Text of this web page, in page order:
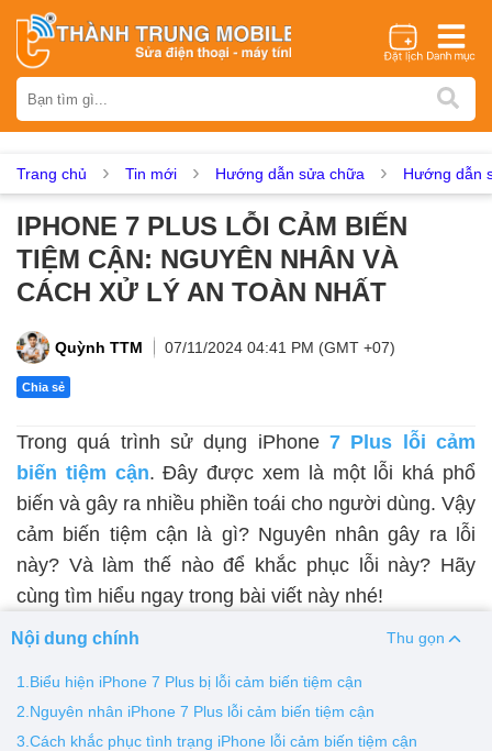
iPhone Samsung Oppo Xiaomi Realme Vivo
Nokia
Asus Sony Vertu LG Tecno
Dịch vụ sửa chữa
Thay màn hình Thay pin Thay camera
Thay mic Thay rung Thay main Unlock - Mở Khoá
Màn hình Vivo
Màn hình Vsmart Màn hình Google Pixel
Thay pin
Pin iPhone Pin Samsumg Pin Oppo Pin Xiaomi
Pin Realme
Thay vỏ
Vỏ iPhone Vỏ Samsung Vỏ Xiaomi
Vỏ Huawei Vỏ Vivo
Trang chủ Tin mới Hướng dẫn sửa chữa Hướng dẫn
IPHONE 7 PLUS LỖI CẢM BIẾN
TIỆM CẬN: NGUYÊN NHÂN VÀ
CÁCH XỬ LÝ AN TOÀN NHẤT
Quỳnh TTM 07/11/2024 04:41 PM (GMT +07)
Chia sẻ
Trong quá trình sử dụng iPhone 7 Plus lỗi cảm
biến tiệm cận. Đây được xem là một lỗi khá phổ
biến và gây ra nhiều phiền toái cho người dùng. Vậy
cảm biến tiệm cận là gì? Nguyên nhân gây ra lỗi
này? Và làm thế nào để khắc phục lỗi này? Hãy
cùng tìm hiểu ngay trong bài viết này nhé!
Nội dung chính Thu gọn
1.Biểu hiện iPhone 7 Plus bị lỗi cảm biến tiệm cận
2.Nguyên nhân iPhone 7 Plus lỗi cảm biến tiệm cận
3.Cách khắc phục tình trạng iPhone lỗi cảm biến tiệm cận